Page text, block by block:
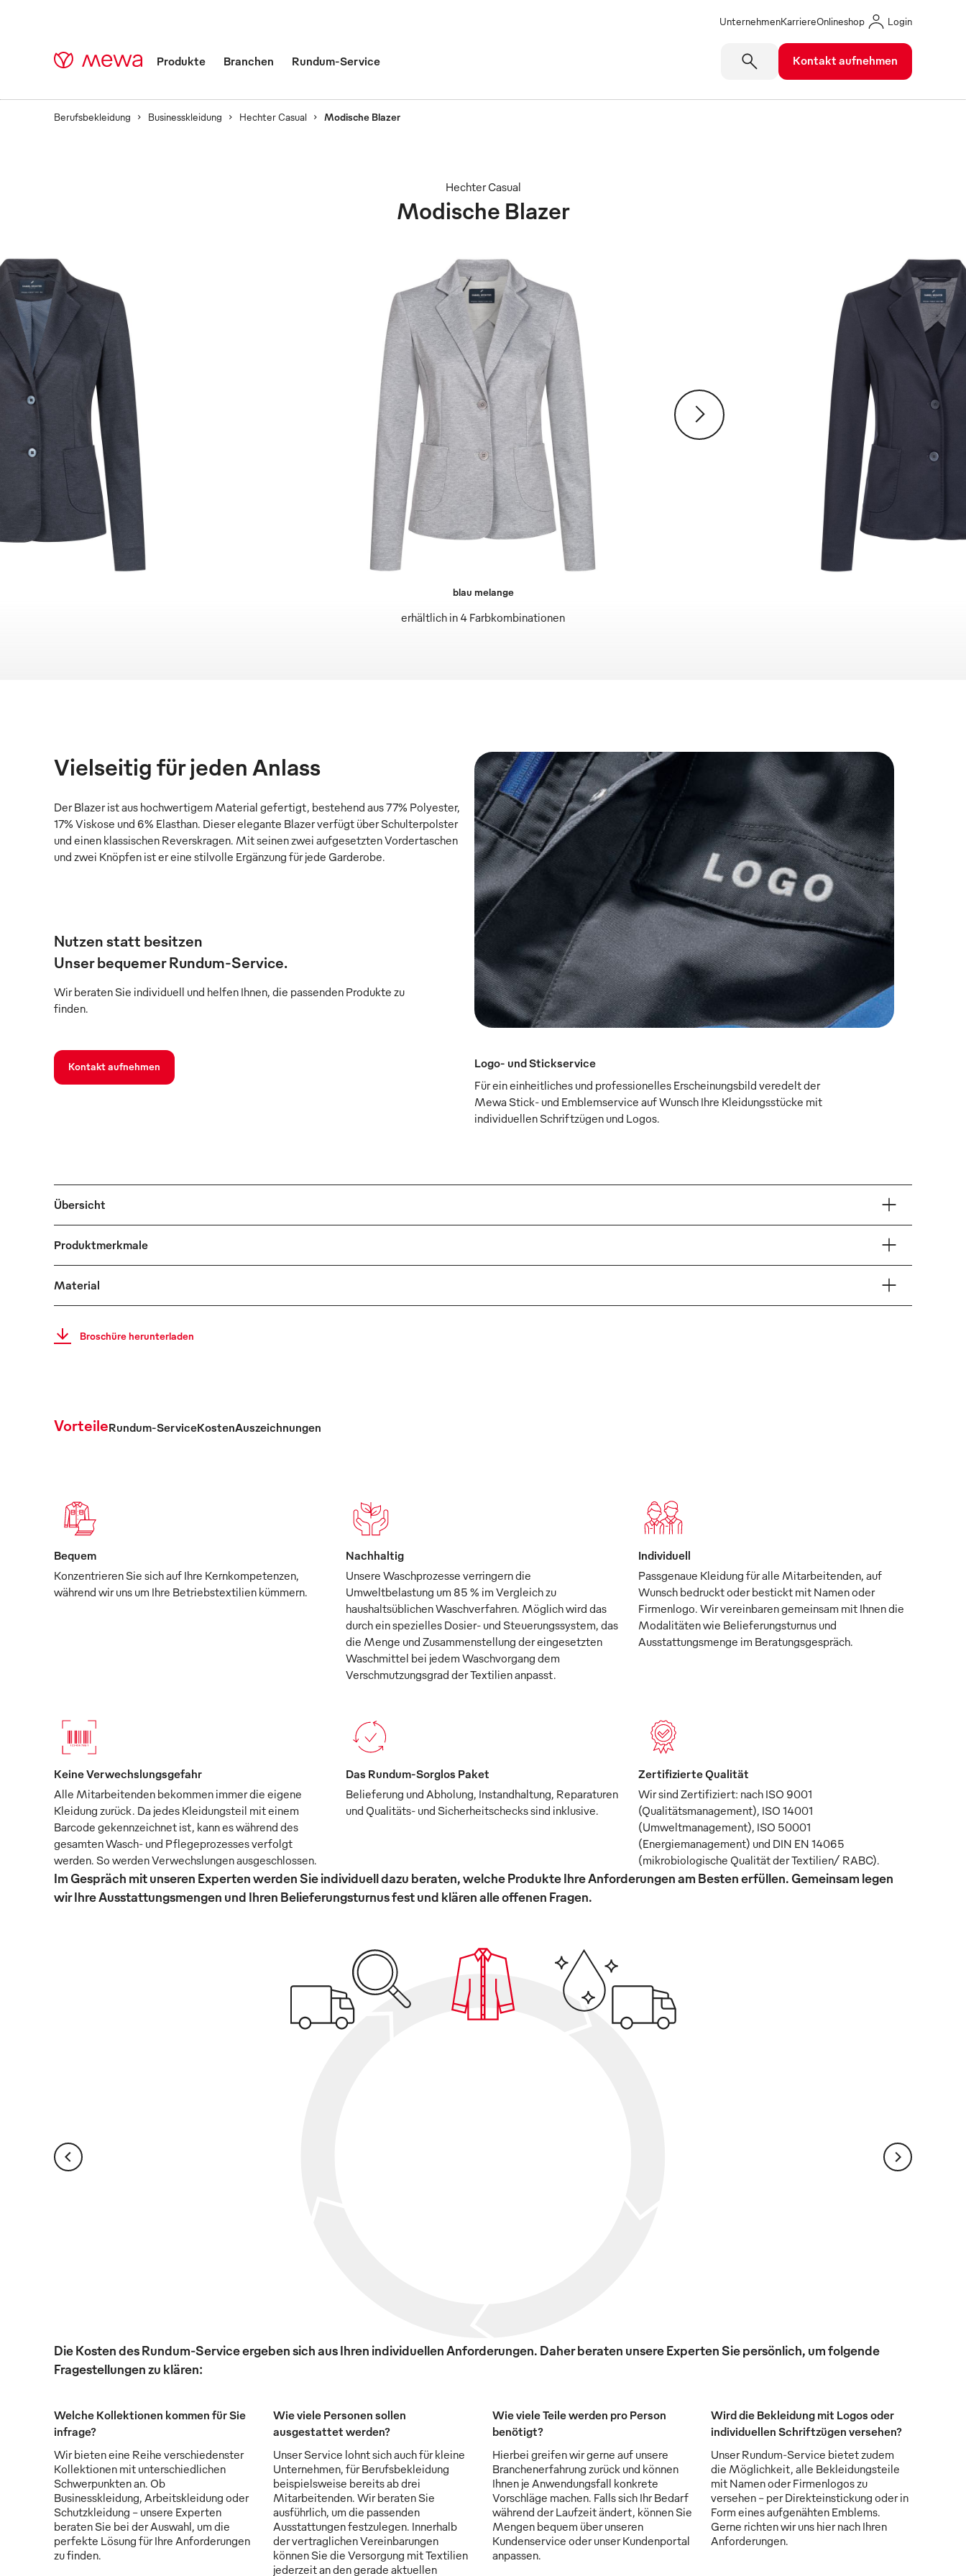
UnternehmenKarriereOnlineshop Login
Produkte Branchen Rundum-Service Kontakt aufnehmen
Berufsbekleidung Businesskleidung Hechter Casual Modische Blazer
Modische Blazer
Hechter Casual
erhältlich in 4 Farbkombinationen
blau melange
Vielseitig für jeden Anlass
Der Blazer ist aus hochwertigem Material gefertigt, bestehend aus 77% Polyester,
17% Viskose und 6% Elasthan. Dieser elegante Blazer verfügt über Schulterpolster
und einen klassischen Reverskragen. Mit seinen zwei aufgesetzten Vordertaschen
und zwei Knöpfen ist er eine stilvolle Ergänzung für jede Garderobe.
Nutzen statt besitzen
Unser bequemer Rundum-Service.
Wir beraten Sie individuell und helfen Ihnen, die passenden Produkte zu
finden.
Kontakt aufnehmen
Logo- und Stickservice
Für ein einheitliches und professionelles Erscheinungsbild veredelt der
Mewa Stick- und Emblemservice auf Wunsch Ihre Kleidungsstücke mit
individuellen Schriftzügen und Logos.
Übersicht
Produktmerkmale
Material
Broschüre herunterladen
VorteileRundum-ServiceKostenAuszeichnungen
Bequem
Konzentrieren Sie sich auf Ihre Kernkompetenzen,
während wir uns um Ihre Betriebstextilien kümmern.
Nachhaltig
Unsere Waschprozesse verringern die
Umweltbelastung um 85 % im Vergleich zu
haushaltsüblichen Waschverfahren. Möglich wird das
durch ein spezielles Dosier- und Steuerungssystem, das
die Menge und Zusammenstellung der eingesetzten
Waschmittel bei jedem Waschvorgang dem
Verschmutzungsgrad der Textilien anpasst.
Individuell
Passgenaue Kleidung für alle Mitarbeitenden, auf
Wunsch bedruckt oder bestickt mit Namen oder
Firmenlogo. Wir vereinbaren gemeinsam mit Ihnen die
Modalitäten wie Belieferungsturnus und
Ausstattungsmenge im Beratungsgespräch.
Keine Verwechslungsgefahr
Alle Mitarbeitenden bekommen immer die eigene
Kleidung zurück. Da jedes Kleidungsteil mit einem
Barcode gekennzeichnet ist, kann es während des
gesamten Wasch- und Pflegeprozesses verfolgt
werden. So werden Verwechslungen ausgeschlossen.
Das Rundum-Sorglos Paket
Belieferung und Abholung, Instandhaltung, Reparaturen
und Qualitäts- und Sicherheitschecks sind inklusive.
Zertifizierte Qualität
Wir sind Zertifiziert: nach ISO 9001
(Qualitätsmanagement), ISO 14001
(Umweltmanagement), ISO 50001
(Energiemanagement) und DIN EN 14065
(mikrobiologische Qualität der Textilien/ RABC).
Im Gespräch mit unseren Experten werden Sie individuell dazu beraten, welche Produkte Ihre Anforderungen am Besten erfüllen. Gemeinsam legen
wir Ihre Ausstattungsmengen und Ihren Belieferungsturnus fest und klären alle offenen Fragen.
Die Kosten des Rundum-Service ergeben sich aus Ihren individuellen Anforderungen. Daher beraten unsere Experten Sie persönlich, um folgende
Fragestellungen zu klären:
Welche Kollektionen kommen für Sie
infrage?
Wir bieten eine Reihe verschiedenster
Kollektionen mit unterschiedlichen
Schwerpunkten an. Ob
Businesskleidung, Arbeitskleidung oder
Schutzkleidung - unsere Experten
beraten Sie bei der Auswahl, um die
perfekte Lösung für Ihre Anforderungen
zu finden.
Wie viele Personen sollen
ausgestattet werden?
Unser Service lohnt sich auch für kleine
Unternehmen, für Berufsbekleidung
beispielsweise bereits ab drei
Mitarbeitenden. Wir beraten Sie
ausführlich, um die passenden
Ausstattungen festzulegen. Innerhalb
der vertraglichen Vereinbarungen
können Sie die Versorgung mit Textilien
jederzeit an den gerade aktuellen
Wie viele Teile werden pro Person
benötigt?
Hierbei greifen wir gerne auf unsere
Branchenerfahrung zurück und können
Ihnen je Anwendungsfall konkrete
Vorschläge machen. Falls sich Ihr Bedarf
während der Laufzeit ändert, können Sie
Mengen bequem über unseren
Kundenservice oder unser Kundenportal
anpassen.
Wird die Bekleidung mit Logos oder
individuellen Schriftzügen versehen?
Unser Rundum-Service bietet zudem
die Möglichkeit, alle Bekleidungsteile
mit Namen oder Firmenlogos zu
versehen - per Direkteinstickung oder in
Form eines aufgenähten Emblems.
Gerne richten wir uns hier nach Ihren
Anforderungen.